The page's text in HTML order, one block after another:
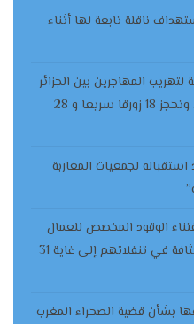
ناقلة تابعة لها أثناء
المهاجرين بين الجزائر
وإسبانيا تتكون من 78 شخصا.. وتحجز 18 زورقا سريعا و 28
لجمعيات المغاربة
الوقود المخصص للعمال
الذين يستخدمون سياراتهم بكثافة في تنقلاتهم إلى غاية 31
بشأن قضية الصحراء المغرب